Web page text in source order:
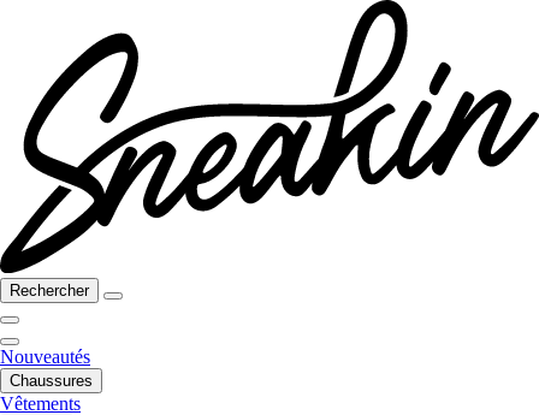
Rechercher
Nouveautés
Chaussures
Vêtements